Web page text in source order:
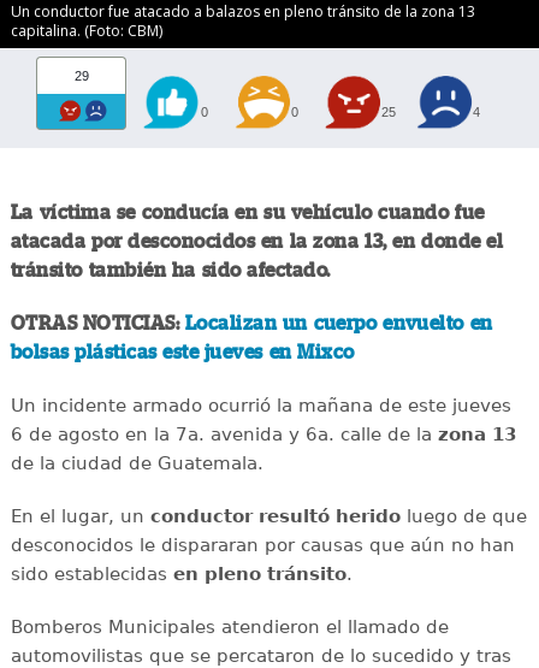
Un conductor fue atacado a balazos en pleno tránsito de la zona 13
capitalina. (Foto: CBM)
29
0 0 25 4
La víctima se conducía en su vehículo cuando fue
atacada por desconocidos en la zona 13, en donde el
tránsito también ha sido afectado.
OTRAS NOTICIAS: Localizan un cuerpo envuelto en
bolsas plásticas este jueves en Mixco
Un incidente armado ocurrió la mañana de este jueves
6 de agosto en la 7a. avenida y 6a. calle de la zona 13
de la ciudad de Guatemala.
En el lugar, un conductor resultó heridoluego de que
desconocidos le dispararan por causas que aún no han
sido establecidas en pleno tránsito.
Bomberos Municipales atendieron el llamado de
automovilistas que se percataron de lo sucedido y tras